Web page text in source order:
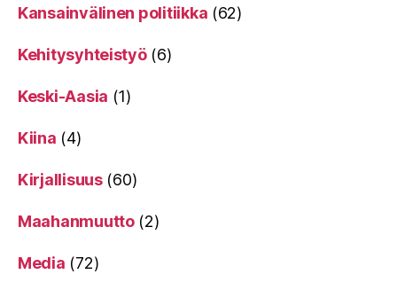
Kansainvälinen politiikka (62)
Kehitysyhteistyö(6)
Keski-Aasia (1)
Kiina (4)
Kirjallisuus(60)
Maahanmuutto(2)
Media (72)